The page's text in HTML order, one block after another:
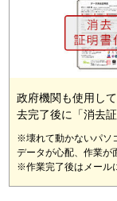
政府機関も使用し
去完了後に「消去
※壊れて動かないパソ
データが心配、作業が
※作業完了後はメール